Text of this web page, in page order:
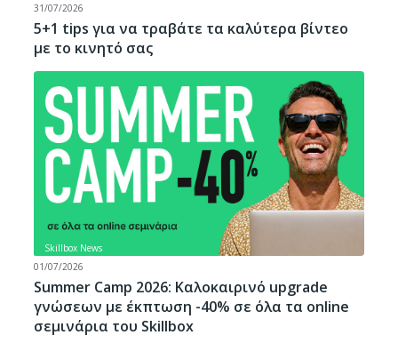
31/07/2026
5+1 tips για να τραβάτε τα καλύτερα βίντεο
με το κινητό σας
Skillbox News
01/07/2026
Summer Camp 2026: Καλοκαιρινό upgrade
γνώσεων με έκπτωση -40% σε όλα τα online
σεμινάρια του Skillbox